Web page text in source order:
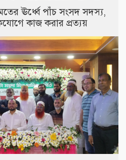
মতের ঊর্ধ্বে পাঁচ সংসদ সদস্য,
কাজ করার প্রত্যয়